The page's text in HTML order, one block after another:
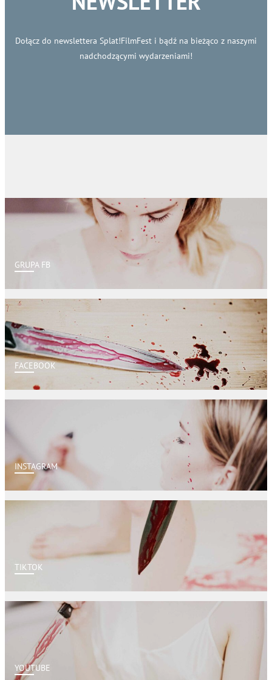
Dołącz do newslettera Splat!FilmFest i bądź na bieżąco z naszymi
nadchodzącymi wydarzeniami!
GRUPA FB
FACEBOOK
INSTAGRAM
TIKTOK
YOUTUBE